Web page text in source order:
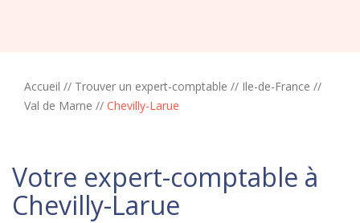
Accueil // Trouver un expert-comptable // Ile-de-France //
Val de Marne // Chevilly-Larue
Votre expert-comptable à
Chevilly-Larue